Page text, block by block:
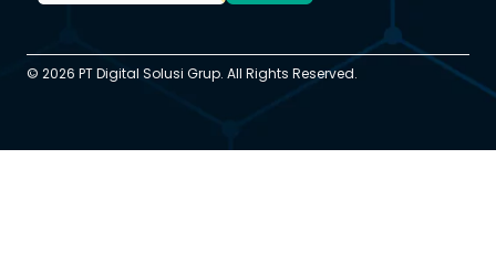
© 2026 PT Digital Solusi Grup. All Rights Reserved.